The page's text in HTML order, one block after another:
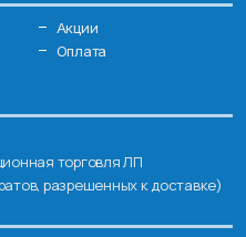
Акции
Оплата
торговля ЛП
разрешенных к доставке)